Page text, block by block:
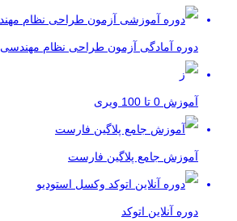
دوره آمادگی آزمون طراحی نظام مهندسی
آموزش 0 تا 100 ویری
آموزش جامع پلاگین فارست
دوره آنلاین اتوکد